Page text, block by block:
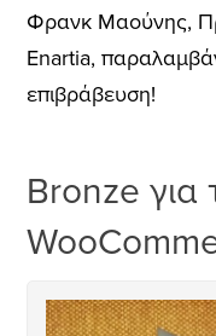
Φρανκ Μαούνης,
Enartia,
επιβράβευση!
Bronze για